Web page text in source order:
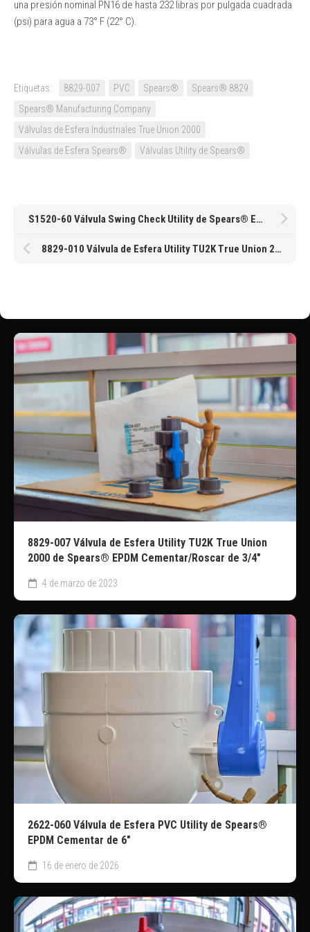
una presión nominal PN16 de hasta 232 libras por pulgada cuadrada
(psi) para agua a 73° F (22° C).
Etiquetas: 8829-007 PVC Spears®
Spears® 8829
Spears® Manufacturing Company
Válvulas de Esfera Industriales True Union 2000
Válvulas de Esfera Spears®
Válvulas Utility de Spears®
S1520-60 Válvula Swing Check Utility de Spears® EPDM Cementar de 6″
8829-010 Válvula de Esfera Utility TU2K True Union 2000 de Spears® EPDM Cementar/Roscar de 1″
8829-007 Válvula de Esfera Utility TU2K True Union
2000 de Spears® EPDM Cementar/Roscar de 3/4″
4 de marzo de 2023
2622-060 Válvula de Esfera PVC Utility de Spears®
EPDM Cementar de 6″
16 de enero de 2026